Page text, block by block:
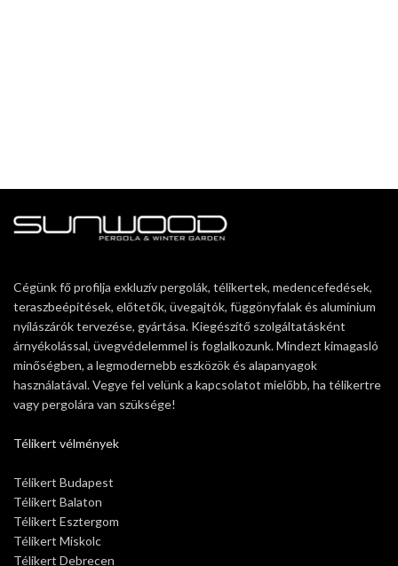
Cégünk fő profilja exkluzív pergolák, télikertek, medencefedések,
teraszbeépítések, előtetők, üvegajtók, függönyfalak és alumínium
nyílászárók tervezése, gyártása. Kiegészítő szolgáltatásként
árnyékolással, üvegvédelemmel is foglalkozunk. Mindezt kimagasló
minőségben, a legmodernebb eszközök és alapanyagok
használatával. Vegye fel velünk a kapcsolatot mielőbb, ha télikertre
vagy pergolára van szüksége!
Télikert vélmények
Télikert Budapest
Télikert Balaton
Télikert Esztergom
Télikert Miskolc
Télikert Debrecen